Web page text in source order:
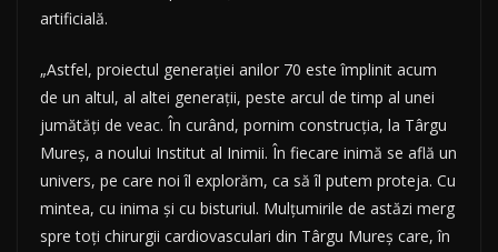
artificială.
„Astfel, proiectul generaţiei anilor 70 este împlinit acum
de un altul, al altei generaţii, peste arcul de timp al unei
jumătăţi de veac. În curând, pornim construcţia, la Târgu
Mureş, a noului Institut al Inimii. În fiecare inimă se află un
univers, pe care noi îl explorăm, ca să îl putem proteja. Cu
mintea, cu inima şi cu bisturiul. Mulţumirile de astăzi merg
spre toţi chirurgii cardiovasculari din Târgu Mureş care, în